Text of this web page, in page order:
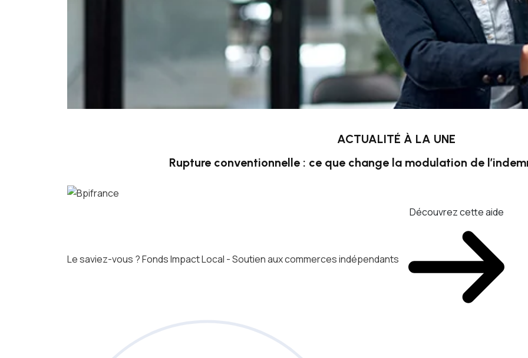
ACTUALITÉ À LA UNE
Rupture conventionnelle : ce que change la modulation de
Le saviez-vous ?Fonds Impact Local - Soutien aux commerces indépendants
Découvrez cette aide